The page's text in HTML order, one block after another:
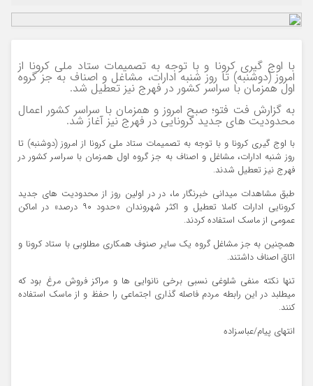
با اوج گیری کرونا و با توجه به تصمیمات ستاد ملی کرونا از
امروز (دوشنبه) تا روز شنبه ادارات، مشاغل و اصناف به جز گروه
اول همزمان با سراسر کشور در فهرج نیز تعطیل شد.
به گزارش فت فتو؛ صبح امروز و همزمان با سراسر کشور اعمال
محدودیت های جدید کرونایی در فهرج نیز آغاز شد.
با اوج گیری کرونا و با توجه به تصمیمات ستاد ملی کرونا از امروز (دوشنبه) تا
روز شنبه ادارات، مشاغل و اصناف به جز گروه اول همزمان با سراسر کشور در
فهرج نیز تعطیل شدند.
طبق مشاهدات میدانی خبرنگار ما، در در اولین روز از محدودیت های جدید
کرونایی ادارات کاملا تعطیل و اکثر شهروندان «حدود ۹۰ درصد» در اماکن
عمومی از ماسک استفاده کردند.
همچنین به جز مشاغل گروه یک سایر صنوف همکاری مطلوبی با ستاد کرونا و
اتاق اصناف داشتند.
تنها نکته منفی شلوغی نسبی برخی نانوایی ها و مراکز فروش مرغ بود که
میطلبد در این رابطه مردم فاصله گذاری اجتماعی را حفظ و از ماسک استفاده
کنند.
انتهای پیام/عباسزاده